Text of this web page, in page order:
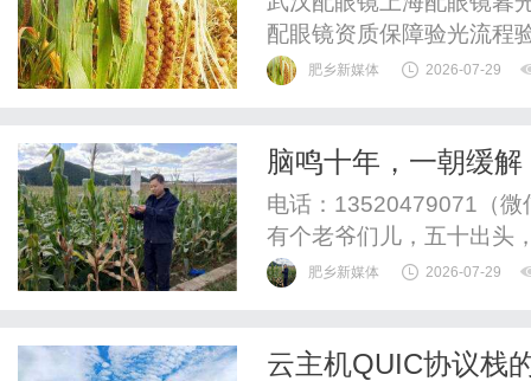
配眼镜资质保障验光流程
惠，兼顾高专业度与高性
肥乡新媒体 2026-07-29
脑鸣十年，一朝缓
找到了
电话：13520479071（微
有个老爷们儿，五十出头
候像知了叫，有时候像过
去医院查，片子拍了一堆
肥乡新媒体 2026-07-29
云主机QUIC协议栈